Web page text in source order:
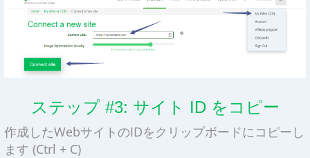
ステップ #3: サイト ID をコピー
作成したWebサイトのIDをクリップボードにコピーし
ます (Ctrl + C)